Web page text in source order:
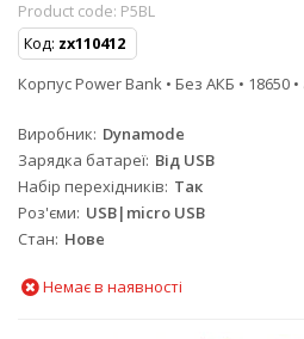
Product code: P5BL
Код: zx110412
Корпус Power Bank • Без АКБ • 18650
Виробник Dynamode
Зарядка батареї Від USB
Набір перехідників Так
Роз'єми USB|micro USB
Стан Нове
Немає в наявності